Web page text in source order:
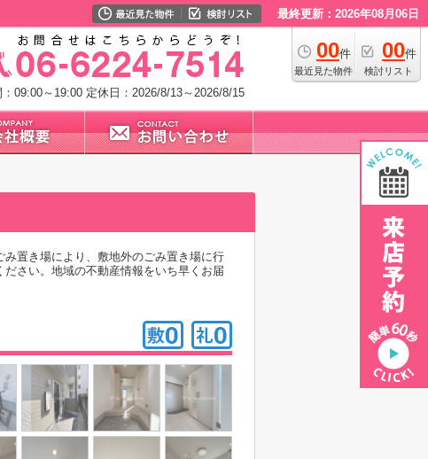
最終更新：2026年08月06日
00件
最近見た物件
00件
検討リスト
09:00～19:00 定休日：2026/8/13～2026/8/15
置き場により、敷地外のごみ置き場に行
さい。地域の不動産情報をいち早くお届